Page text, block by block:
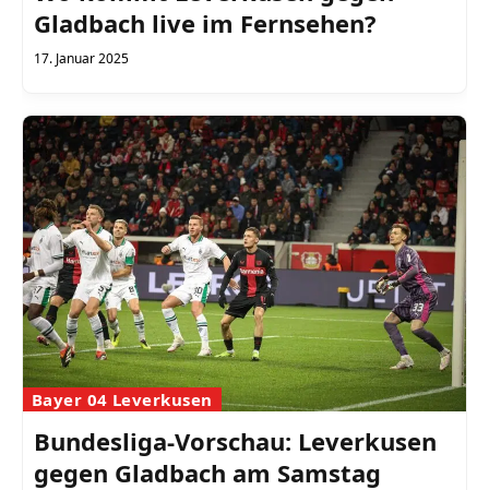
Gladbach live im Fernsehen?
17. Januar 2025
Bayer 04 Leverkusen
Bundesliga-Vorschau: Leverkusen
gegen Gladbach am Samstag